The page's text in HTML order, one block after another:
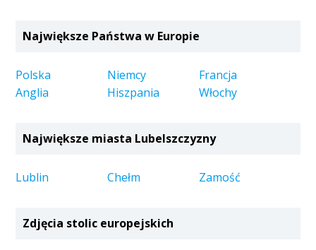
Największe Państwa w Europie
Polska Niemcy
Francja
Anglia
Hiszpania Włochy
Największe miasta Lubelszczyzny
Lublin Chełm Zamość
Zdjęcia stolic europejskich